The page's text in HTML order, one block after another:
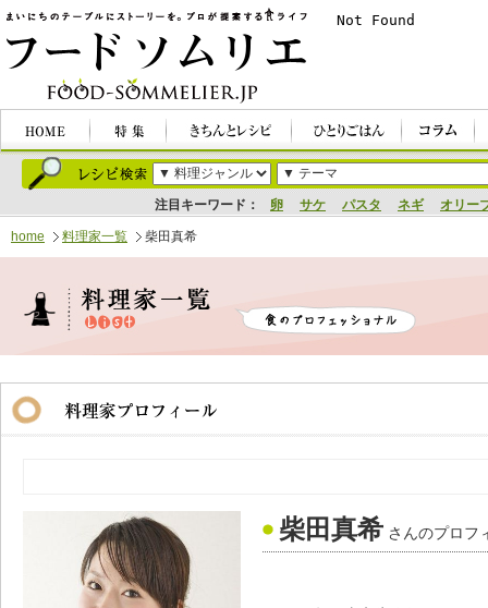
注目キーワード： 卵 サケ パスタ ネギ オリー
home 料理家一覧 柴田真希
柴田真希 さんのプロフ